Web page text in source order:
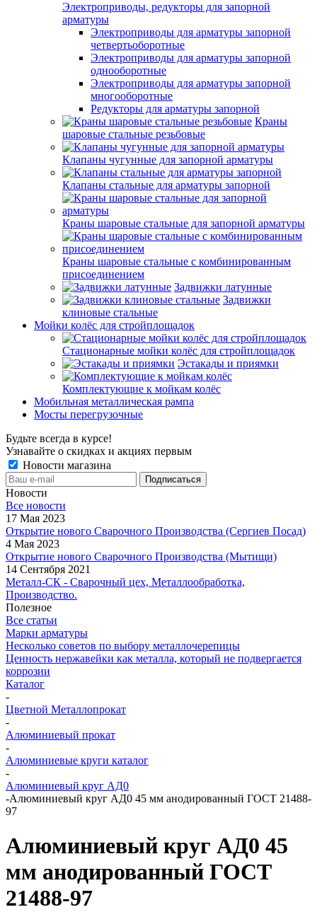
Электроприводы, редукторы для запорной
арматуры
Электроприводы для арматуры запорной
четвертьоборотные
Электроприводы для арматуры запорной
однооборотные
Электроприводы для арматуры запорной
многооборотные
Редукторы для арматуры запорной
Краны
шаровые стальные резьбовые
Клапаны чугунные для запорной арматуры
Клапаны стальные для арматуры запорной
Краны шаровые стальные для запорной арматуры
Краны шаровые стальные с комбинированным
присоединением
Задвижки латунные
Задвижки
клиновые стальные
Мойки колёс для стройплощадок
Стационарные мойки колёс для стройплощадок
Эстакады и приямки
Комплектующие к мойкам колёс
Мобильная металлическая рампа
Мосты перегрузочные
Будьте всегда в курсе!
Узнавайте о скидках и акциях первым
Новости магазина
Новости
Все новости
17 Мая 2023
Открытие нового Сварочного Производства (Сергиев Посад)
4 Мая 2023
Открытие нового Сварочного Производства (Мытищи)
14 Сентября 2021
Металл-СК - Сварочный цех, Металлообработка,
Производство.
Полезное
Все статьи
Марки арматуры
Несколько советов по выбору металлочерепицы
Ценность нержавейки как металла, который не подвергается
коррозии
Каталог
-
Цветной Металлопрокат
-
Алюминиевый прокат
-
Алюминиевые круги каталог
-
Алюминиевый круг АД0
-Алюминиевый круг АД0 45 мм анодированный ГОСТ 21488-
97
Алюминиевый круг АД0 45
мм анодированный ГОСТ
21488-97